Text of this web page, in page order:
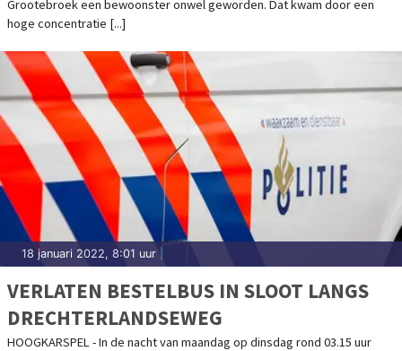
Grootebroek een bewoonster onwel geworden. Dat kwam door een
hoge concentratie [...]
18 januari 2022, 8:01 uur
VERLATEN BESTELBUS IN SLOOT LANGS
DRECHTERLANDSEWEG
HOOGKARSPEL - In de nacht van maandag op dinsdag rond 03.15 uur